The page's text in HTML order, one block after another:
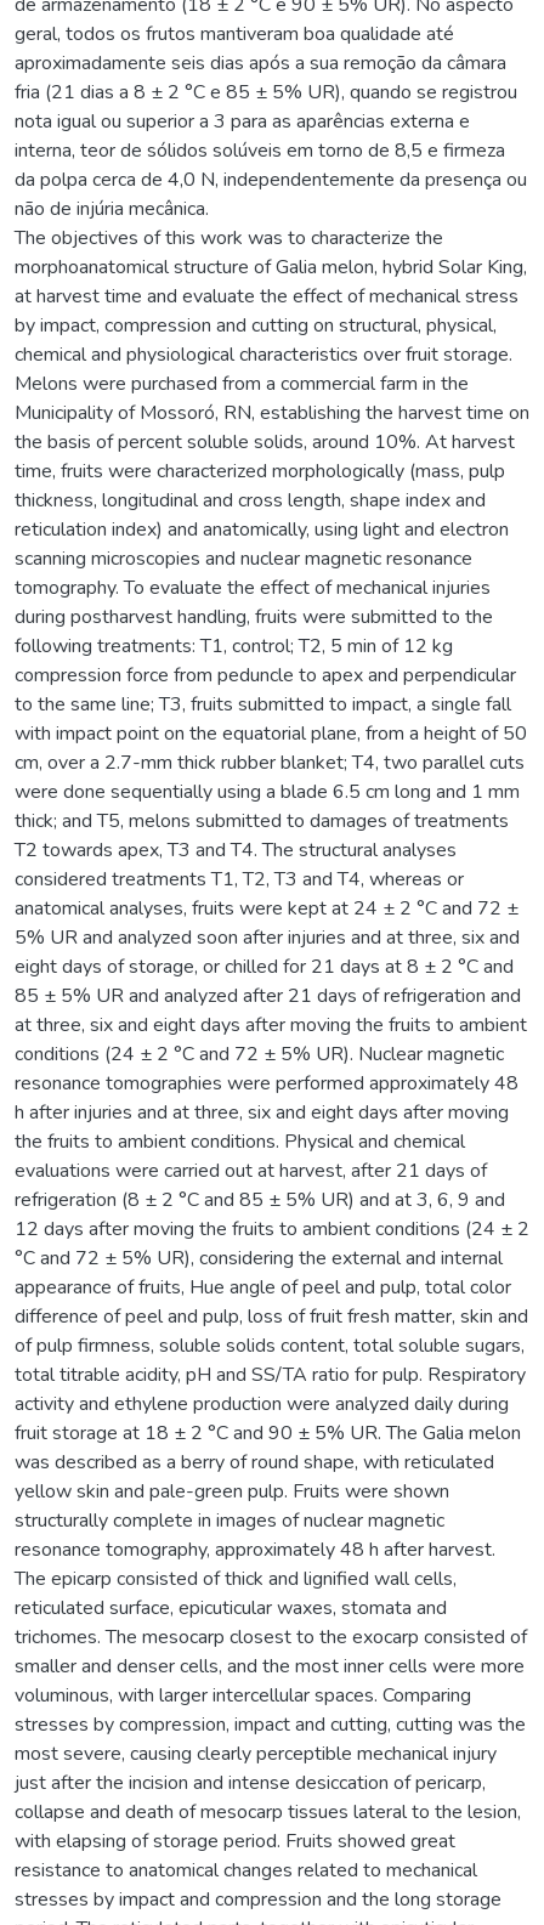
geral, todos os frutos mantiveram boa qualidade até
aproximadamente seis dias após a sua remoção da câmara
fria (21 dias a 8 ± 2 °C e 85 ± 5% UR), quando se registrou
nota igual ou superior a 3 para as aparências externa e
interna, teor de sólidos solúveis em torno de 8,5 e firmeza
da polpa cerca de 4,0 N, independentemente da presença ou
não de injúria mecânica.
The objectives of this work was to characterize the
morphoanatomical structure of Galia melon, hybrid Solar King,
at harvest time and evaluate the effect of mechanical stress
by impact, compression and cutting on structural, physical,
chemical and physiological characteristics over fruit storage.
Melons were purchased from a commercial farm in the
Municipality of Mossoró, RN, establishing the harvest time on
the basis of percent soluble solids, around 10%. At harvest
time, fruits were characterized morphologically (mass, pulp
thickness, longitudinal and cross length, shape index and
reticulation index) and anatomically, using light and electron
scanning microscopies and nuclear magnetic resonance
tomography. To evaluate the effect of mechanical injuries
during postharvest handling, fruits were submitted to the
following treatments: T1, control; T2, 5 min of 12 kg
compression force from peduncle to apex and perpendicular
to the same line; T3, fruits submitted to impact, a single fall
with impact point on the equatorial plane, from a height of 50
cm, over a 2.7-mm thick rubber blanket; T4, two parallel cuts
were done sequentially using a blade 6.5 cm long and 1 mm
thick; and T5, melons submitted to damages of treatments
T2 towards apex, T3 and T4. The structural analyses
considered treatments T1, T2, T3 and T4, whereas or
anatomical analyses, fruits were kept at 24 ± 2 °C and 72 ±
5% UR and analyzed soon after injuries and at three, six and
eight days of storage, or chilled for 21 days at 8 ± 2 °C and
85 ± 5% UR and analyzed after 21 days of refrigeration and
at three, six and eight days after moving the fruits to ambient
conditions (24 ± 2 °C and 72 ± 5% UR). Nuclear magnetic
resonance tomographies were performed approximately 48
h after injuries and at three, six and eight days after moving
the fruits to ambient conditions. Physical and chemical
evaluations were carried out at harvest, after 21 days of
refrigeration (8 ± 2 °C and 85 ± 5% UR) and at 3, 6, 9 and
12 days after moving the fruits to ambient conditions (24 ± 2
°C and 72 ± 5% UR), considering the external and internal
appearance of fruits, Hue angle of peel and pulp, total color
difference of peel and pulp, loss of fruit fresh matter, skin and
of pulp firmness, soluble solids content, total soluble sugars,
total titrable acidity, pH and SS/TA ratio for pulp. Respiratory
activity and ethylene production were analyzed daily during
fruit storage at 18 ± 2 °C and 90 ± 5% UR. The Galia melon
was described as a berry of round shape, with reticulated
yellow skin and pale-green pulp. Fruits were shown
structurally complete in images of nuclear magnetic
resonance tomography, approximately 48 h after harvest.
The epicarp consisted of thick and lignified wall cells,
reticulated surface, epicuticular waxes, stomata and
trichomes. The mesocarp closest to the exocarp consisted of
smaller and denser cells, and the most inner cells were more
voluminous, with larger intercellular spaces. Comparing
stresses by compression, impact and cutting, cutting was the
most severe, causing clearly perceptible mechanical injury
just after the incision and intense desiccation of pericarp,
collapse and death of mesocarp tissues lateral to the lesion,
with elapsing of storage period. Fruits showed great
resistance to anatomical changes related to mechanical
stresses by impact and compression and the long storage